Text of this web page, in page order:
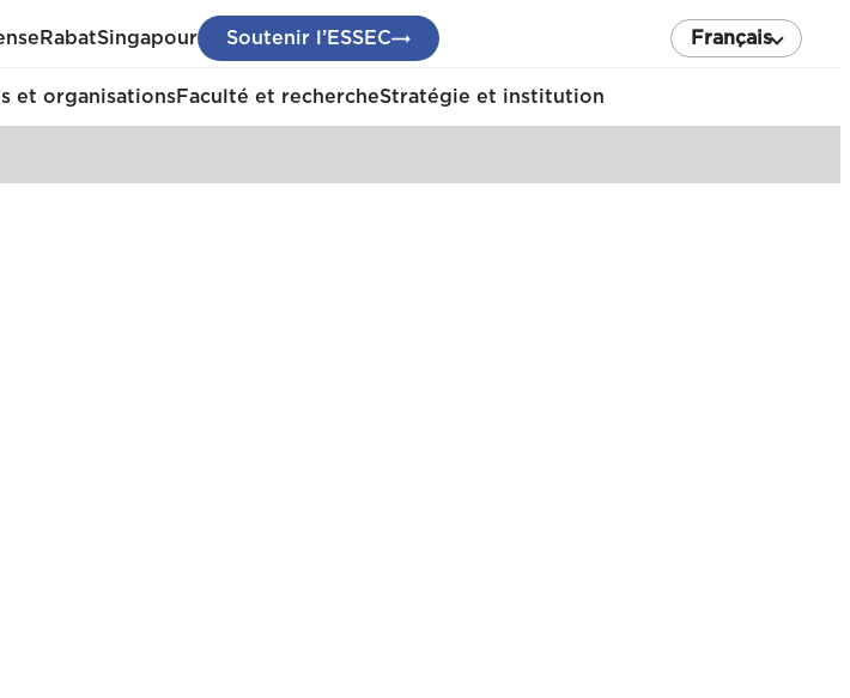
RabatSingapour Soutenir l’ESSEC Français
et organisationsFaculté et rechercheStratégie et institution